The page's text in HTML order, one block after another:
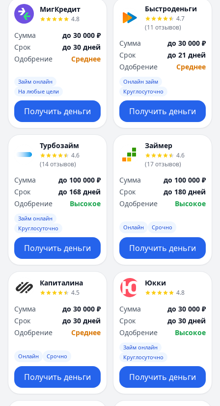
МигКредит
4.8
Сумма
до 30 000 ₽
Срок
до 30 дней
Одобрение
Среднее
Займ онлайн
На любые цели
Получить деньги
Быстроденьги
4.7
(11 отзывов)
Сумма
до 30 000 ₽
Срок
до 21 дней
Одобрение
Среднее
Онлайн займ
Круглосуточно
Получить деньги
Турбозайм
4.6
(14отзывов)
Сумма
до 100 000 ₽
Срок
до 168 дней
Одобрение
Высокое
Займ онлайн
Круглосуточно
Получить деньги
Займер
4.6
(17отзывов)
Сумма
до 100 000 ₽
Срок
до 180 дней
Одобрение
Высокое
Онлайн Срочно
Получить деньги
Капиталина
4.5
Сумма
до 30 000 ₽
Срок
до 30 дней
Одобрение
Среднее
Онлайн Срочно
Получить деньги
Юкки
4.8
Сумма
до 30 000 ₽
Срок
до 30 дней
Одобрение
Высокое
Займ онлайн
Круглосуточно
Получить деньги